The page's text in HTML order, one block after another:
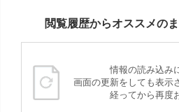
閲覧履歴からオススメの
情報の読み込み
画面の更新をしても表示
経ってから再度